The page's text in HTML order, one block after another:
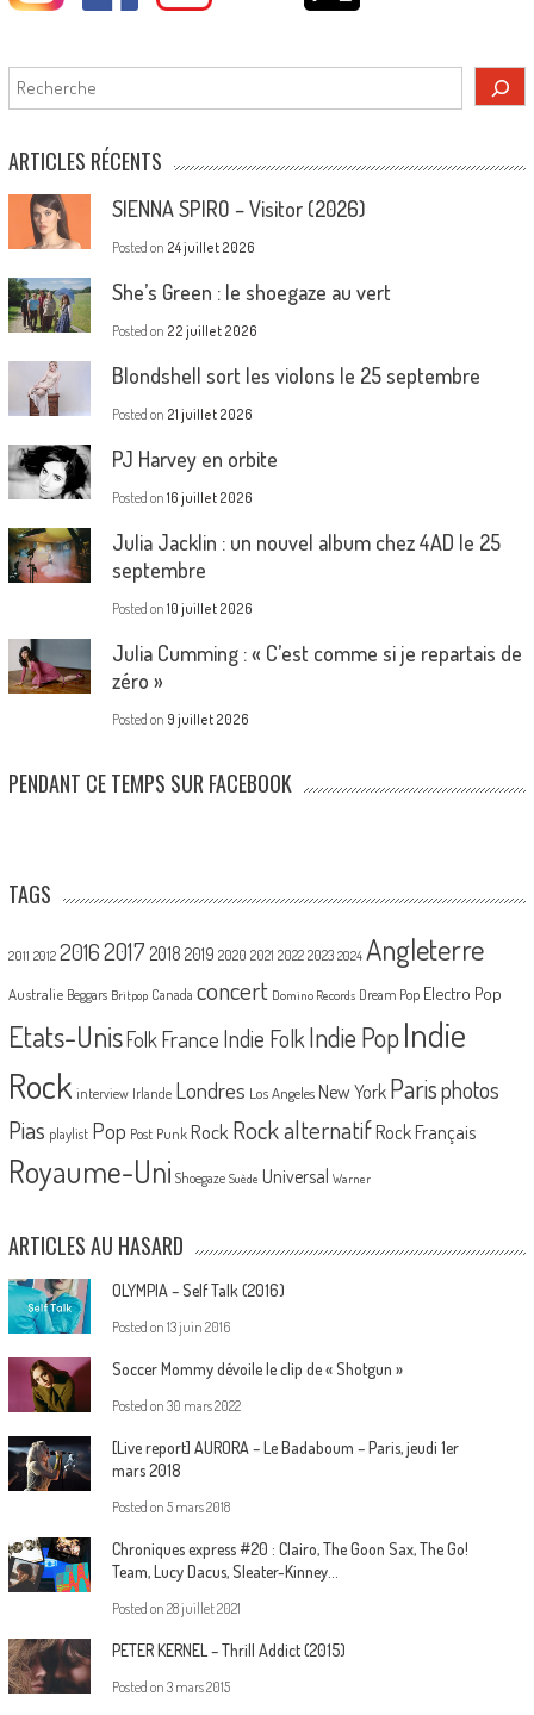
Rechercher
ARTICLES RÉCENTS
SIENNA SPIRO – Visitor (2026)
Posted on 24 juillet 2026
She’s Green : le shoegaze au vert
Posted on 22 juillet 2026
Blondshell sort les violons le 25 septembre
Posted on 21 juillet 2026
PJ Harvey en orbite
Posted on 16 juillet 2026
Julia Jacklin : un nouvel album chez 4AD le 25
septembre
Posted on 10 juillet 2026
Julia Cumming : « C’est comme si je repartais de
zéro »
Posted on 9 juillet 2026
PENDANT CE TEMPS SUR FACEBOOK
TAGS
2011 2012 20162017 2018 2019 2020 2021 2022 2023 2024 Angleterre
Australie Beggars Britpop Canada concert Domino Records Dream Pop Electro Pop
Etats-UnisFolk France Indie Folk Indie PopIndie
Rock interview Irlande Londres Los Angeles New York Parisphotos
Pias playlist Pop Post Punk Rock Rock alternatif Rock Français
Royaume-Uni Shoegaze Suède Universal Warner
ARTICLES AU HASARD
OLYMPIA – Self Talk (2016)
Posted on 13 juin 2016
Soccer Mommy dévoile le clip de « Shotgun »
Posted on 30 mars 2022
[Live report] AURORA – Le Badaboum – Paris, jeudi 1er
mars 2018
Posted on 5 mars 2018
Chroniques express #20 : Clairo, The Goon Sax, The Go!
Team, Lucy Dacus, Sleater-Kinney…
Posted on 28 juillet 2021
PETER KERNEL – Thrill Addict (2015)
Posted on 3 mars 2015